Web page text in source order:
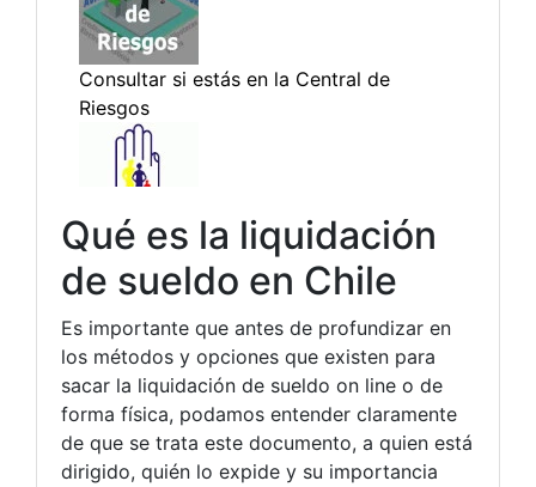
Qué es la liquidación
de sueldo en Chile
Es importante que antes de profundizar en
los métodos y opciones que existen para
sacar la liquidación de sueldo on line o de
forma física, podamos entender claramente
de que se trata este documento, a quien está
dirigido, quién lo expide y su importancia